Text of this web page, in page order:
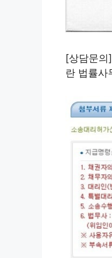
[상담문
란 법률